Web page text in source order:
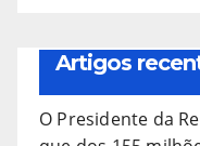
Artigos
O Presidente da